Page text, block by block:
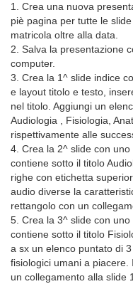
1. Crea una nuova
piè pagina per tutte le
matricola oltre alla data.
2. Salva la presentazione
computer.
3. Crea la 1^ slide indice
e layout titolo e testo,
nel titolo. Aggiungi un
Audiologia , Fisiologia,
rispettivamente alle
4. Crea la 2^ slide con
contiene sotto il titolo
righe con etichetta
audio diverse la
rettangolo con un
5. Crea la 3^ slide con
contiene sotto il titolo
a sx un elenco puntato di
fisiologici umani a
un collegamento alla slide